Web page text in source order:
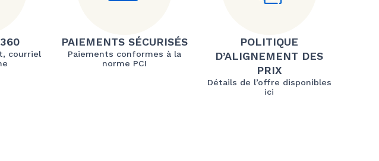
courriel
PAIEMENTS SÉCURISÉS
Paiements conformes à la
norme PCI
POLITIQUE
D’ALIGNEMENT DES
PRIX
Détails de l’offre disponibles
ici